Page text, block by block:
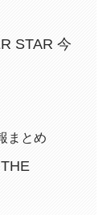
STAR 今
まとめ